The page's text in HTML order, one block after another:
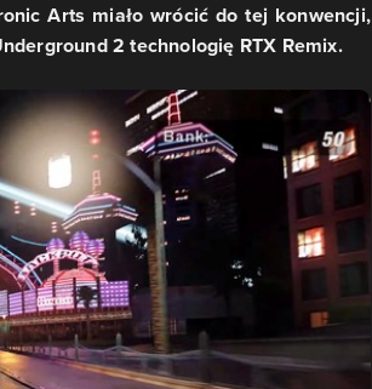
Arts miało wrócić do tej konwencji,
2 technologię RTX Remix.